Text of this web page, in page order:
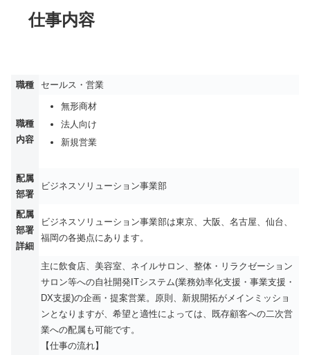
仕事内容
職種 セールス・営業
職種
内容
無形商材
法人向け
新規営業
配属
部署
ビジネスソリューション事業部
配属
部署
詳細
ビジネスソリューション事業部は東京、大阪、名古屋、仙台、
福岡の各拠点にあります。
主に飲食店、美容室、ネイルサロン、整体・リラクゼーション
サロン等への自社開発ITシステム(業務効率化支援・事業支援・
DX支援)の企画・提案営業。原則、新規開拓がメインミッショ
ンとなりますが、希望と適性によっては、既存顧客への二次営
業への配属も可能です。
【仕事の流れ】